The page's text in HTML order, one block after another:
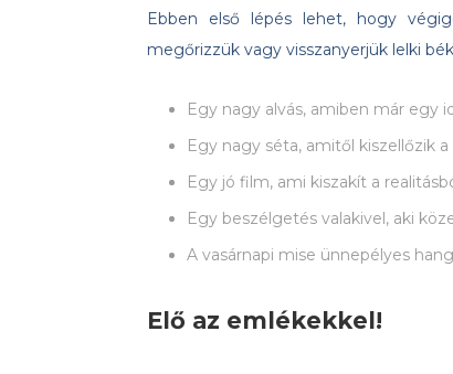
Ebben első lépés lehet, hogy
megőrizzük vagy visszanyerjük lelki
Egy nagy alvás, amiben már egy
Egy nagy séta, amitől kiszellőzik
Egy jó film, ami kiszakít a
Egy beszélgetés valakivel, aki
A vasárnapi mise ünnepélyes
Elő az emlékekkel!